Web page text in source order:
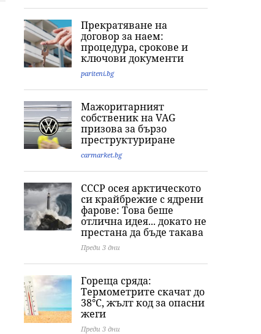
Прекратяване на
договор за наем:
процедура, срокове и
ключови документи
pariteni.bg
Мажоритарният
собственик на VAG
призова за бързо
преструктуриране
carmarket.bg
СССР осея арктическото
си крайбрежие с ядрени
фарове: Това беше
отлична идея... докато не
престана да бъде такава
Преди 3 дни
Гореща сряда:
Термометрите скачат до
38°C, жълт код за опасни
жеги
Преди 3 дни